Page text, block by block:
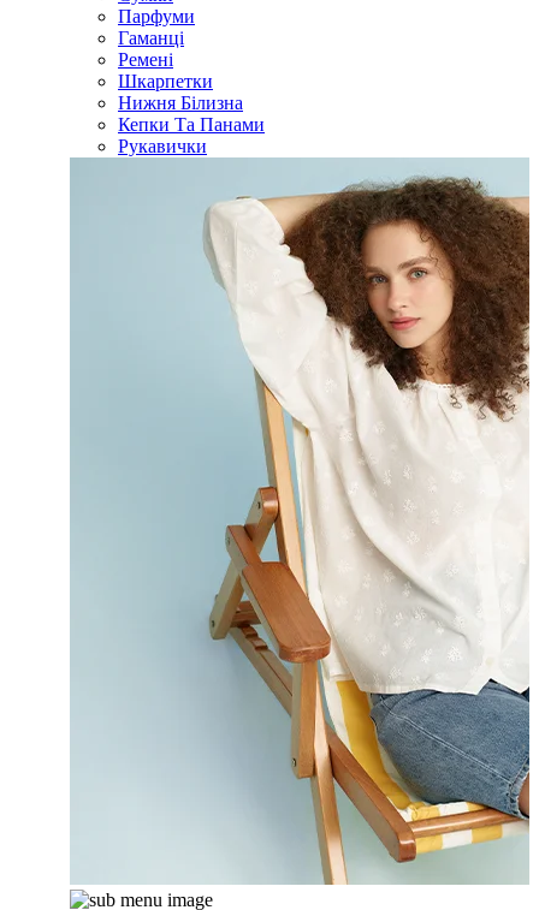
Парфуми
Гаманці
Ремені
Шкарпетки
Нижня Білизна
Кепки Та Панами
Рукавички